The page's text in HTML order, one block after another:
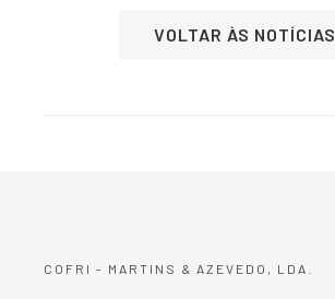
VOLTAR ÀS NOTÍCIAS
COFRI - MARTINS & AZEVEDO, LDA.